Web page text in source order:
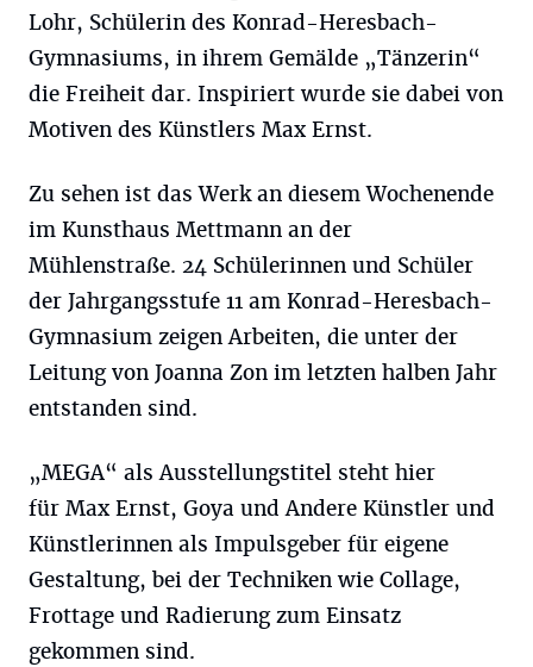
Lohr, Schülerin des Konrad-Heresbach-
Gymnasiums, in ihrem Gemälde „Tänzerin“
die Freiheit dar. Inspiriert wurde sie dabei von
Motiven des Künstlers Max Ernst.
Zu sehen ist das Werk an diesem Wochenende
im Kunsthaus Mettmann an der
Mühlenstraße. 24 Schülerinnen und Schüler
der Jahrgangsstufe 11 am Konrad-Heresbach-
Gymnasium zeigen Arbeiten, die unter der
Leitung von Joanna Zon im letzten halben Jahr
entstanden sind.
„MEGA“ als Ausstellungstitel steht hier
für Max Ernst, Goya und Andere Künstler und
Künstlerinnen als Impulsgeber für eigene
Gestaltung, bei der Techniken wie Collage,
Frottage und Radierung zum Einsatz
gekommen sind.